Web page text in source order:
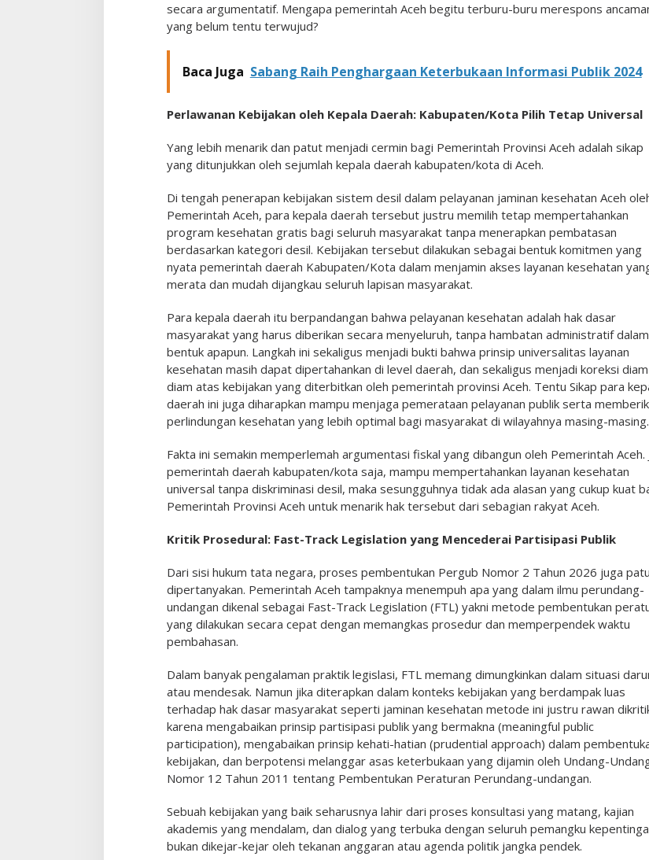
secara argumentatif. Mengapa pemerintah Aceh begitu terburu-buru merespons
yang belum tentu terwujud?
Baca Juga Sabang Raih Penghargaan Keterbukaan Informasi Publik 2024
Perlawanan Kebijakan oleh Kepala Daerah: Kabupaten/Kota Pilih Tetap Universal
Yang lebih menarik dan patut menjadi cermin bagi Pemerintah Provinsi Aceh adalah sikap
yang ditunjukkan oleh sejumlah kepala daerah kabupaten/kota di Aceh.
Di tengah penerapan kebijakan sistem desil dalam pelayanan jaminan kesehatan Aceh
Pemerintah Aceh, para kepala daerah tersebut justru memilih tetap mempertahankan
program kesehatan gratis bagi seluruh masyarakat tanpa menerapkan pembatasan
berdasarkan kategori desil. Kebijakan tersebut dilakukan sebagai bentuk komitmen yang
nyata pemerintah daerah Kabupaten/Kota dalam menjamin akses layanan kesehatan
merata dan mudah dijangkau seluruh lapisan masyarakat.
Para kepala daerah itu berpandangan bahwa pelayanan kesehatan adalah hak dasar
masyarakat yang harus diberikan secara menyeluruh, tanpa hambatan administratif dalam
bentuk apapun. Langkah ini sekaligus menjadi bukti bahwa prinsip universalitas layanan
kesehatan masih dapat dipertahankan di level daerah, dan sekaligus menjadi koreksi
diam atas kebijakan yang diterbitkan oleh pemerintah provinsi Aceh. Tentu Sikap para
daerah ini juga diharapkan mampu menjaga pemerataan pelayanan publik serta
perlindungan kesehatan yang lebih optimal bagi masyarakat di wilayahnya masing-masing.
Fakta ini semakin memperlemah argumentasi fiskal yang dibangun oleh Pemerintah Aceh.
pemerintah daerah kabupaten/kota saja, mampu mempertahankan layanan kesehatan
universal tanpa diskriminasi desil, maka sesungguhnya tidak ada alasan yang cukup kuat
Pemerintah Provinsi Aceh untuk menarik hak tersebut dari sebagian rakyat Aceh.
Kritik Prosedural: Fast-Track Legislation yang Mencederai Partisipasi Publik
Dari sisi hukum tata negara, proses pembentukan Pergub Nomor 2 Tahun 2026 juga
dipertanyakan. Pemerintah Aceh tampaknya menempuh apa yang dalam ilmu perundang-
undangan dikenal sebagai Fast-Track Legislation (FTL) yakni metode pembentukan
yang dilakukan secara cepat dengan memangkas prosedur dan memperpendek waktu
pembahasan.
Dalam banyak pengalaman praktik legislasi, FTL memang dimungkinkan dalam situasi
atau mendesak. Namun jika diterapkan dalam konteks kebijakan yang berdampak luas
terhadap hak dasar masyarakat seperti jaminan kesehatan metode ini justru rawan
karena mengabaikan prinsip partisipasi publik yang bermakna (meaningful public
participation), mengabaikan prinsip kehati-hatian (prudential approach) dalam
kebijakan, dan berpotensi melanggar asas keterbukaan yang dijamin oleh Undang-
Nomor 12 Tahun 2011 tentang Pembentukan Peraturan Perundang-undangan.
Sebuah kebijakan yang baik seharusnya lahir dari proses konsultasi yang matang, kajian
akademis yang mendalam, dan dialog yang terbuka dengan seluruh pemangku
bukan dikejar-kejar oleh tekanan anggaran atau agenda politik jangka pendek.